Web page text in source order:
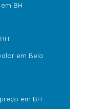
BH
em Belo
em BH